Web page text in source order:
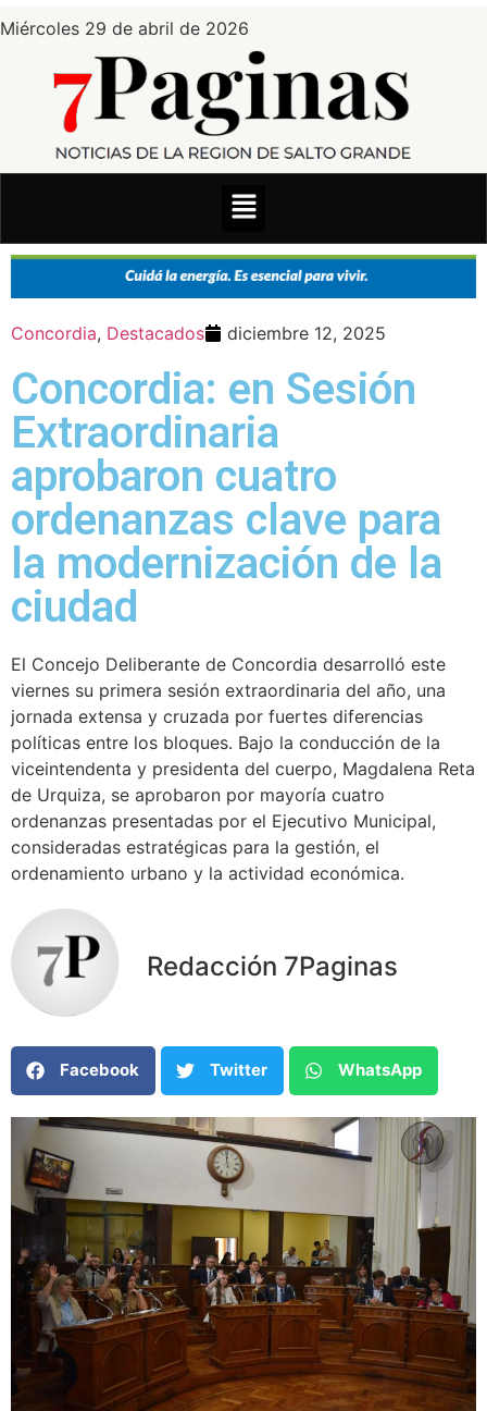
Miércoles 29 de abril de 2026
Concordia, Destacados diciembre 12, 2025
Concordia: en Sesión
Extraordinaria
aprobaron cuatro
ordenanzas clave para
la modernización de la
ciudad
El Concejo Deliberante de Concordia desarrolló este
viernes su primera sesión extraordinaria del año, una
jornada extensa y cruzada por fuertes diferencias
políticas entre los bloques. Bajo la conducción de la
viceintendenta y presidenta del cuerpo, Magdalena Reta
de Urquiza, se aprobaron por mayoría cuatro
ordenanzas presentadas por el Ejecutivo Municipal,
consideradas estratégicas para la gestión, el
ordenamiento urbano y la actividad económica.
Redacción 7Paginas
Facebook Twitter WhatsApp